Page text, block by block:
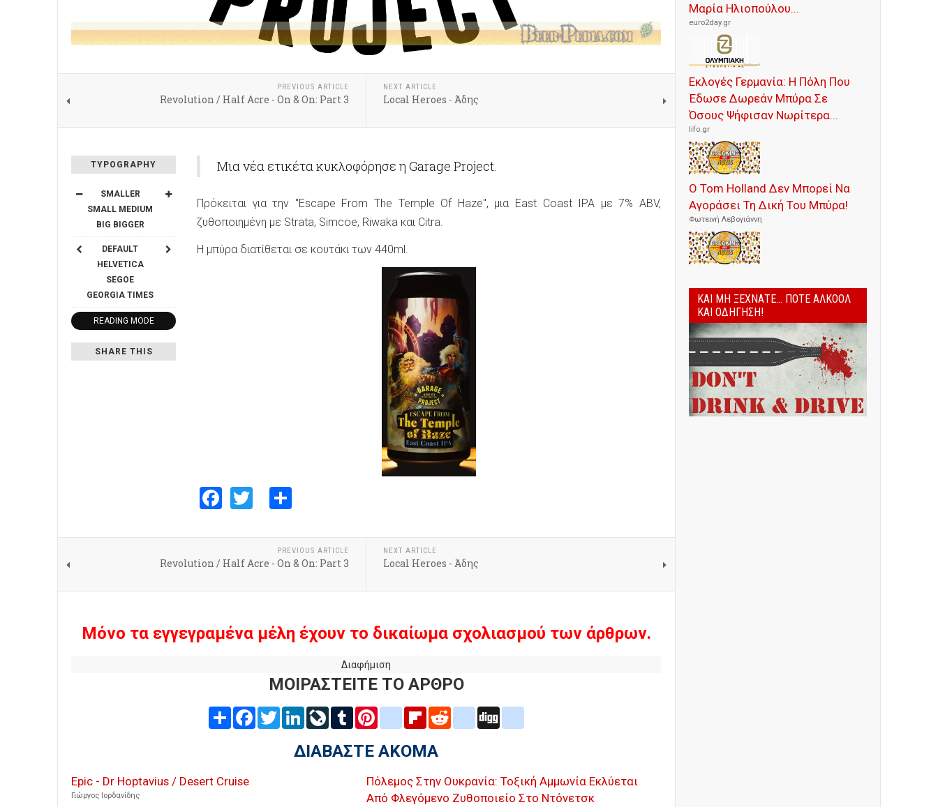
PREVIOUS ARTICLE
Revolution / Half Acre - On & On: Part 3
NEXT ARTICLE
Local Heroes - Άδης
TYPOGRAPHY
SMALLER
SMALL MEDIUM
BIG BIGGER
DEFAULT
HELVETICA
SEGOE
GEORGIA TIMES
READING MODE
SHARE THIS
Μια νέα ετικέτα κυκλοφόρησε η Garage Project.
Πρόκειται για την "Escape From The Temple Of Haze", μια East Coast IPA με 7% ABV,
ζυθοποιημένη με Strata, Simcoe, Riwaka και Citra.
Η μπύρα διατίθεται σε κουτάκι των 440ml.
Facebook
Twitter
PREVIOUS ARTICLE
Revolution / Half Acre - On & On: Part 3
NEXT ARTICLE
Local Heroes - Άδης
Μόνο τα εγγεγραμένα μέλη έχουν το δικαίωμα σχολιασμού των άρθρων.
Διαφήμιση
ΜΟΙΡΑΣΤΕΙΤΕ ΤΟ ΑΡΘΡΟ
Share FacebookTwitterLinkedInLiveJournal
Tumblr Pinterestblogger_post
FlipboardRedditdelicious
ΔΙΑΒΑΣΤΕ ΑΚΟΜΑ
Epic - Dr Hoptavius / Desert Cruise
Γιώργος Ιορδανίδης
Πόλεμος Στην Ουκρανία: Τοξική Αμμωνία Εκλύεται
Από Φλεγόμενο Ζυθοποιείο Στο Ντόνετσκ
Μαρία Ηλιοπούλου...
euro2day.gr
Εκλογές Γερμανία: Η Πόλη Που
Έδωσε Δωρεάν Μπύρα Σε
Όσους Ψήφισαν Νωρίτερα...
lifo.gr
Ο Tom Holland Δεν Μπορεί Να
Αγοράσει Τη Δική Του Μπύρα!
Φωτεινή Λεβογιάννη
ΚΑΙ ΜΗ ΞΕΧΝΆΤΕ... ΠΟΤΈ ΑΛΚΟΌΛ
ΚΑΙ ΟΔΉΓΗΣΗ!